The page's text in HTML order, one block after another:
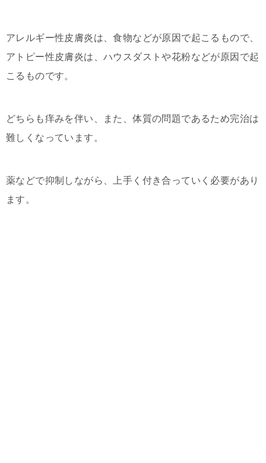
アレルギー性皮膚炎は、食物などが原因で起こるもので、
アトピー性皮膚炎は、ハウスダストや花粉などが原因で起
こるものです。
どちらも痒みを伴い、また、体質の問題であるため完治は
難しくなっています。
薬などで抑制しながら、上手く付き合っていく必要があり
ます。